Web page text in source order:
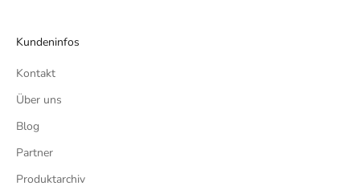
Kundeninfos
Kontakt
Über uns
Blog
Partner
Produktarchiv